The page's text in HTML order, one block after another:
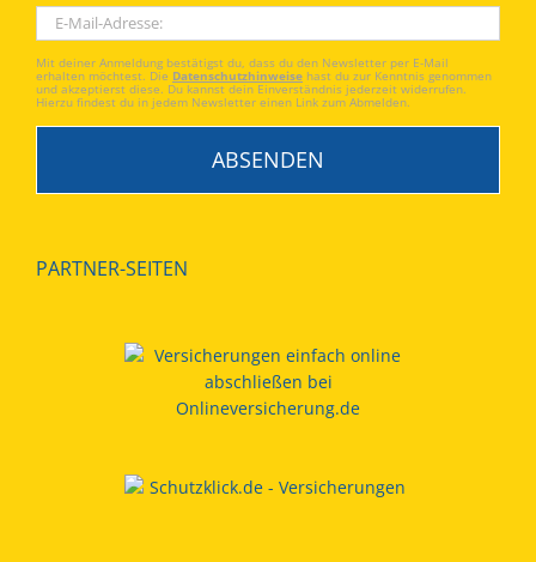
Mit deiner Anmeldung bestätigst du, dass du den Newsletter per E-Mail
erhalten möchtest. Die Datenschutzhinweise hast du zur Kenntnis genommen
und akzeptierst diese. Du kannst dein Einverständnis jederzeit widerrufen.
Hierzu findest du in jedem Newsletter einen Link zum Abmelden.
PARTNER-SEITEN